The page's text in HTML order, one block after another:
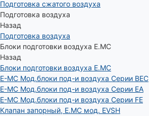
Подготовка сжатого воздуха
Подготовка воздуха
Назад
Подготовка воздуха
Блоки подготовки воздуха E.MC
Назад
Блоки подготовки воздуха E.MC
E-MC Мод.блоки под-и воздуха Серии BEC
E-MC Мод.блоки под-и воздуха Серии EA
E-MC Мод.блоки под-и воздуха Серии FE
Клапан запорный, E.MC мод. EVSH